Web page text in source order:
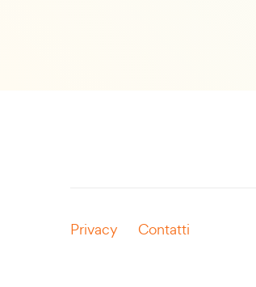
Privacy Contatti